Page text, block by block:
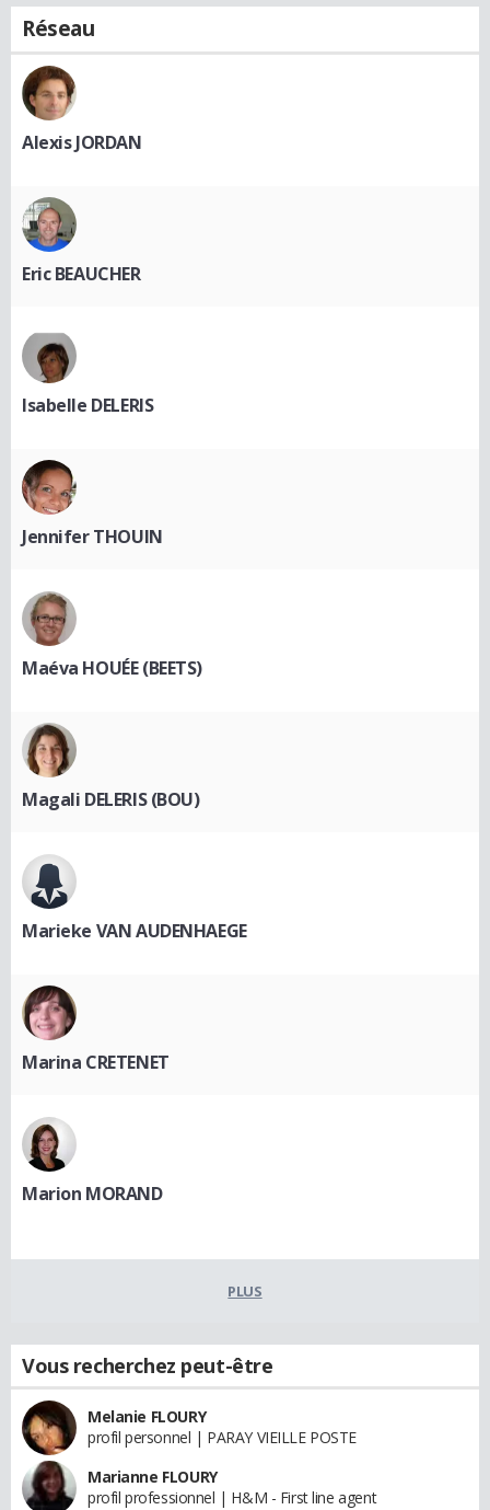
Réseau
Alexis JORDAN
Eric BEAUCHER
Isabelle DELERIS
Jennifer THOUIN
Maéva HOUÉE (BEETS)
Magali DELERIS (BOU)
Marieke VAN AUDENHAEGE
Marina CRETENET
Marion MORAND
PLUS
Vous recherchez peut-être
Melanie FLOURY
profil personnel | PARAY VIEILLE POSTE
Marianne FLOURY
profil professionnel | H&M - First line agent